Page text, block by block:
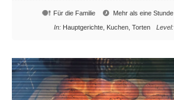
Mehr als eine Stunde
Für die Familie
Level:
In: Hauptgerichte Kuchen Torten